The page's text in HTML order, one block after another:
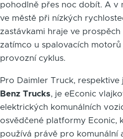
pohodlně přes noc dobít. A v
ve městě při nízkých
zastávkami hraje ve
zatímco u spalovacích
provozní cyklus.
Pro Daimler Truck, respektive
Benz Trucks, je eEconic
elektrických komunálních
osvědčené platformy Econic,
používá právě pro komunální